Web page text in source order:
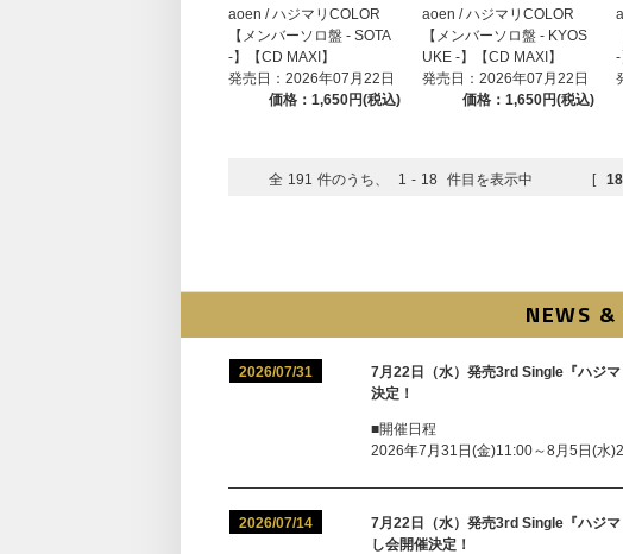
aoen / ハジマリCOLOR
【メンバーソロ盤 - SOTA
-】【CD MAXI】
発売日：2026年07月22日
価格：1,650円(税込)
aoen / ハジマリCOLOR
【メンバーソロ盤 - KYOS
UKE -】【CD MAXI】
発売日：2026年07月22日
価格：1,650円(税込)
-
全 191 件のうち、 1 - 18 件目を表示中 [
NEWS &
2026/07/31
7月22日（水）発売3rd Single『ハジ
決定！
■開催日程
2026年7月31日(金)11:00～8月5日(水
2026/07/14
7月22日（水）発売3rd Single『ハジ
し会開催決定！